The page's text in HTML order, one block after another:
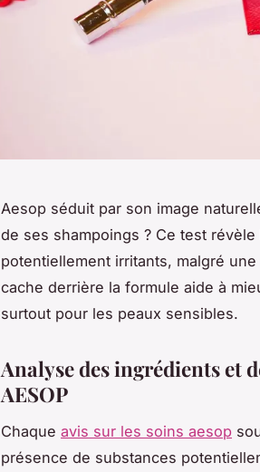
Aesop séduit par son image
de ses shampoings ? Ce test
potentiellement irritants, malgré
cache derrière la formule aide à
surtout pour les peaux sensibles.
Analyse des ingrédients et
AESOP
Chaque avis sur les soins aesop
présence de substances